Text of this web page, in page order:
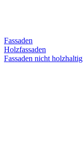
Fassaden
Holzfassaden
Fassaden nicht holzhaltig